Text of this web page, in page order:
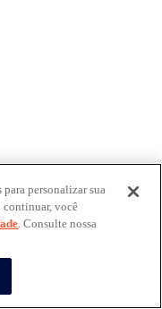
personalizar sua
continuar, você
. Consulte nossa